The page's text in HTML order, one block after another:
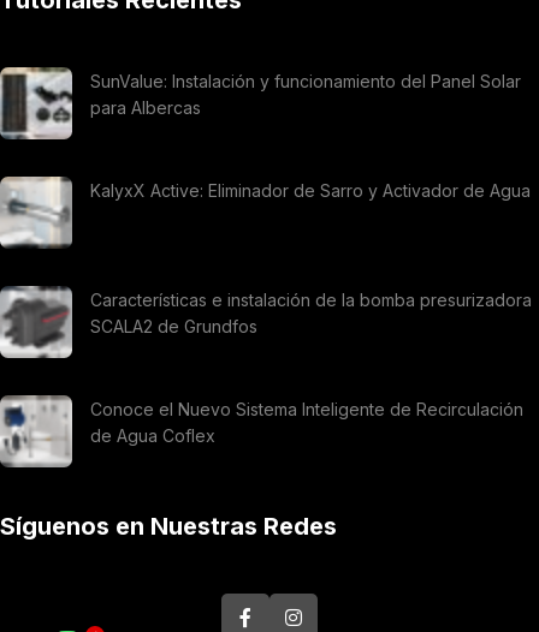
SunValue: Instalación y funcionamiento del Panel Solar
para Albercas
KalyxX Active: Eliminador de Sarro y Activador de Agua
Características e instalación de la bomba presurizadora
SCALA2 de Grundfos
Conoce el Nuevo Sistema Inteligente de Recirculación
de Agua Coflex
Síguenos en Nuestras Redes